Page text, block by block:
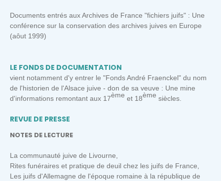
Documents entrés aux Archives de France "fichiers juifs" : Une
conférence sur la conservation des archives juives en Europe
(aôut 1999)
LE FONDS DE DOCUMENTATION
vient notamment d'y entrer le "Fonds André Fraenckel" du nom
de l'historien de l'Alsace juive - don de sa veuve : Une mine
d'informations remontant aux 17ème et 18ème siècles.
REVUE DE PRESSE
NOTES DE LECTURE
La communauté juive de Livourne,
Rites funéraires et pratique de deuil chez les juifs de France,
Les juifs d'Allemagne de l'époque romaine à la république de